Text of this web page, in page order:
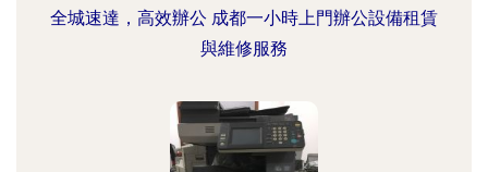
全城速達，高效辦公 成都一小時上門辦公設備租賃
與維修服務